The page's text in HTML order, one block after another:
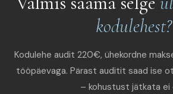
kodulehest?
Kodulehe audit 220€, ühekordne
tööpäevaga. Pärast auditit saad ise
– kohustust jätkata ei